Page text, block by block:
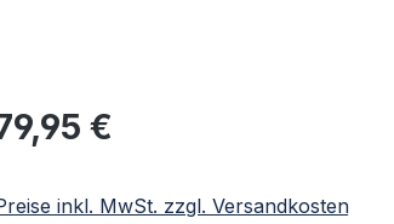
Preis:
€
inkl. MwSt. zzgl. Versandkosten